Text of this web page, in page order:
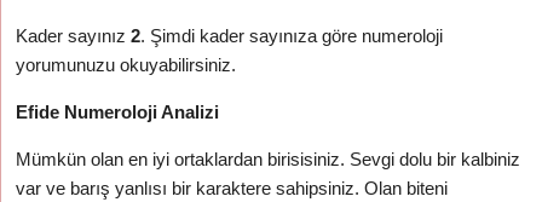
Kader sayınız2. Şimdi kader sayınıza göre numeroloji
yorumunuzu okuyabilirsiniz.
Efide Numeroloji Analizi
Mümkün olan en iyi ortaklardan birisisiniz. Sevgi dolu bir kalbiniz
var ve barış yanlısı bir karaktere sahipsiniz. Olan biteni